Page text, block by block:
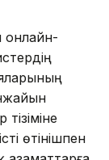
онлайн-
өтінішпен